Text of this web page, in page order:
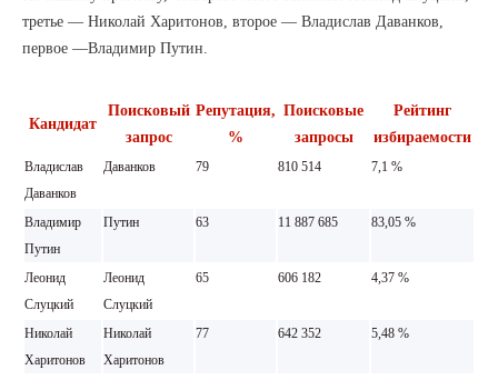
третье — Николай Харитонов, второе — Владислав Даванков,
первое —Владимир Путин.
Кандидат
Поисковый
запрос
Репутация,
%
Поисковые
запросы
Рейтинг
избираемости
Владислав
Даванков
Даванков 79 810 514 7,1 %
Владимир
Путин
Путин 63 11 887 685 83,05 %
Леонид
Слуцкий
Леонид
Слуцкий
65 606 182 4,37 %
Николай
Харитонов
Николай
Харитонов
77 642 352 5,48 %